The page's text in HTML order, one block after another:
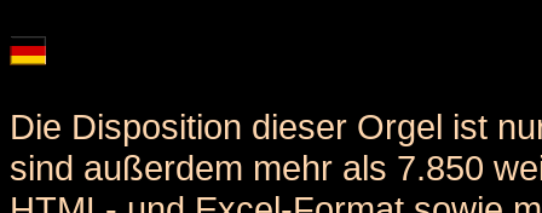
Die Disposition dieser Orgel ist
sind außerdem mehr als 7.850